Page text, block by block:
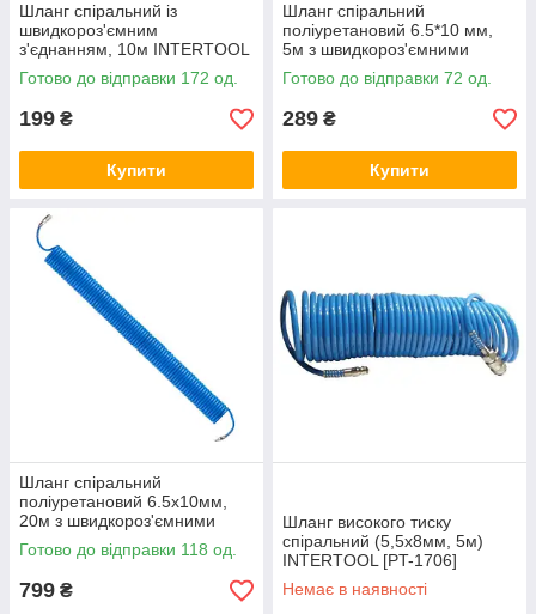
Шланг спіральний із
швидкороз'ємним
з'єднанням, 10м INTERTOOL
[PT-1704]
Готово до відправки 172 од.
199 ₴
Купити
Шланг спіральний
поліуретановий 6.5*10 мм,
5м з швидкороз'ємними
з'єднаннями INTERTOOL [PT-
1710]
Готово до відправки 72 од.
289 ₴
Купити
Шланг спіральний
поліуретановий 6.5х10мм,
20м з швидкороз'ємними
з'єднаннями INTERTOOL [PT-
1713]
Готово до відправки 118 од.
799 ₴
Шланг високого тиску
спіральний (5,5x8мм, 5м)
INTERTOOL [PT-1706]
Немає в наявності